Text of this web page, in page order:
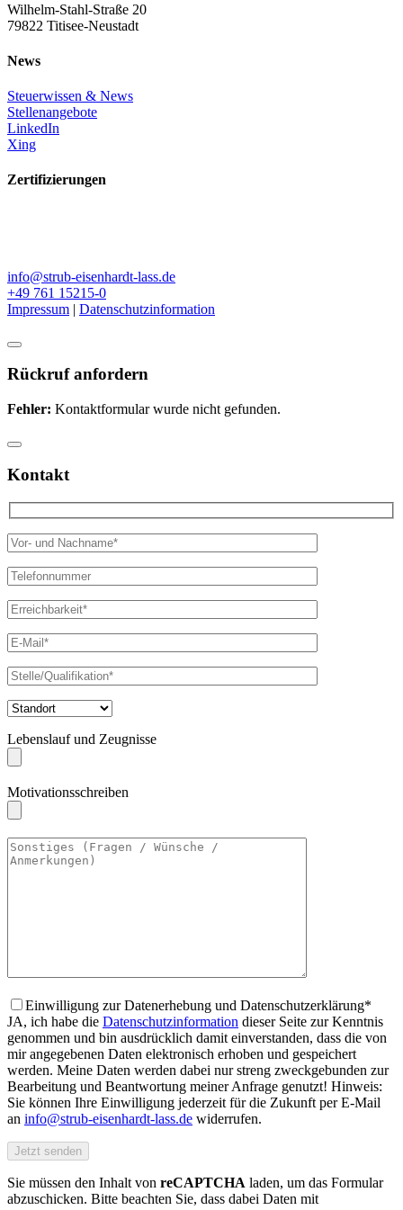
Wilhelm-Stahl-Straße 20
79822 Titisee-Neustadt
News
Steuerwissen & News
Stellenangebote
LinkedIn
Xing
Zertifizierungen
info@strub-eisenhardt-lass.de
+49 761 15215-0
Impressum | Datenschutzinformation
Rückruf anfordern
Fehler: Kontaktformular wurde nicht gefunden.
Kontakt
Lebenslauf und Zeugnisse
Motivationsschreiben
Einwilligung zur Datenerhebung und Datenschutzerklärung*
JA, ich habe die Datenschutzinformation dieser Seite zur Kenntnis
genommen und bin ausdrücklich damit einverstanden, dass die von
mir angegebenen Daten elektronisch erhoben und gespeichert
werden. Meine Daten werden dabei nur streng zweckgebunden zur
Bearbeitung und Beantwortung meiner Anfrage genutzt! Hinweis:
Sie können Ihre Einwilligung jederzeit für die Zukunft per E-Mail
an info@strub-eisenhardt-lass.de widerrufen.
Sie müssen den Inhalt von reCAPTCHA laden, um das Formular
abzuschicken. Bitte beachten Sie, dass dabei Daten mit